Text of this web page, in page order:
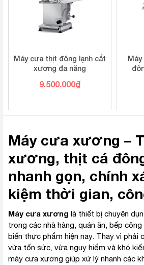
Máy cưa thịt đông lạnh cắt
xương đa năng
9.500.000₫
Máy cưa xương –
xương, thịt cá
nhanh gọn, chính
kiệm thời gian,
Máy cưa xương là thiết bị chuyên
trong các nhà hàng, quán ăn, bếp
biến thực phẩm hiện nay. Thay vì
vừa tốn sức, vừa nguy hiểm và khó
máy cưa xương giúp xử lý nhanh các